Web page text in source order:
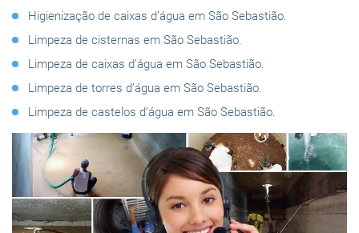
Higienização de caixas d’água em São Sebastião.
Limpeza de cisternas em São Sebastião.
Limpeza de caixas d’água em São Sebastião.
Limpeza de torres d’água em São Sebastião.
Limpeza de castelos d’água em São Sebastião.